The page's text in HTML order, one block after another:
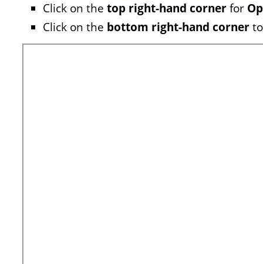
Click on the top right-hand cornerfor
Click on the bottom right-hand corner